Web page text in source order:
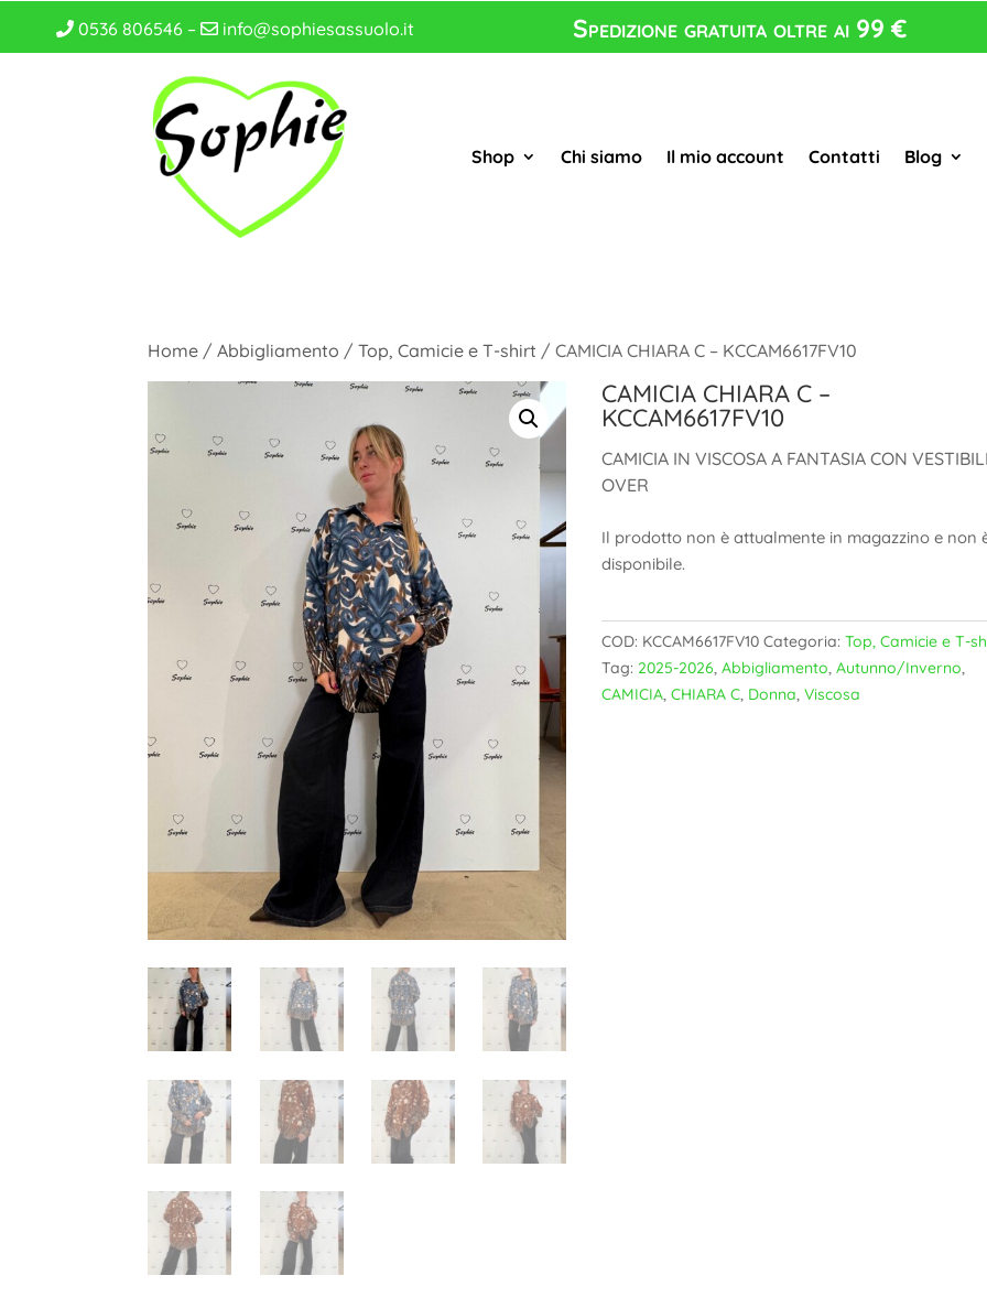
0536 806546 – info@sophiesassuolo.it Spedizione gratuita oltre ai 99 €
Shop Chi siamo Il mio account Contatti Blog
Home /Abbigliamento /Top, Camicie e T-shirt / CAMICIA CHIARA C – KCCAM6617FV10
CAMICIA CHIARA C –
KCCAM6617FV10
CAMICIA IN VISCOSA A FANTASIA CON
OVER
Il prodotto non è attualmente in magazzino e non
disponibile.
COD: KCCAM6617FV10 Categoria:Top, Camicie e T-
Tag: 2025-2026,Abbigliamento,Autunno/Inverno,
CAMICIA,CHIARA C, Donna,Viscosa